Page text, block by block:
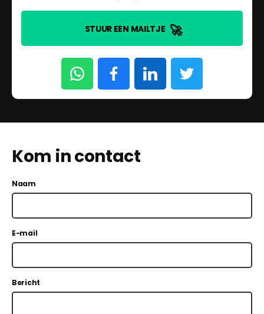
STUUR EEN MAILTJE 🚀
Kom in contact
Naam
E-mail
Bericht